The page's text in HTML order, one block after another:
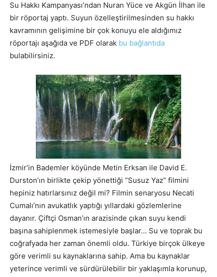
Su Hakkı Kampanyası’ndan Nuran Yüce ve Akgün İlhan ile
bir röportaj yaptı. Suyun özelleştirilmesinden su hakkı
kavramının gelişimine bir çok konuyu ele aldığımız
röportajı aşağıda ve PDF olarak bu bağlantıda
bulabilirsiniz.
İzmir’in Bademler köyünde Metin Erksan ile David E.
Durston’ın birlikte çekip yönettiği “Susuz Yaz” filmini
hepiniz hatırlarsınız değil mi? Filmin senaryosu Necati
Cumalı’nın avukatlık yaptığı yıllardaki gözlemlerine
dayanır. Çiftçi Osman’ın arazisinde çıkan suyu kendi
başına sahiplenmek istemesiyle başlar… Su ve toprak bu
coğrafyada her zaman önemli oldu. Türkiye birçok ülkeye
göre verimli su kaynaklarına sahip. Ama bu kaynaklar
yeterince verimli ve sürdürülebilir bir yaklaşımla korunup,